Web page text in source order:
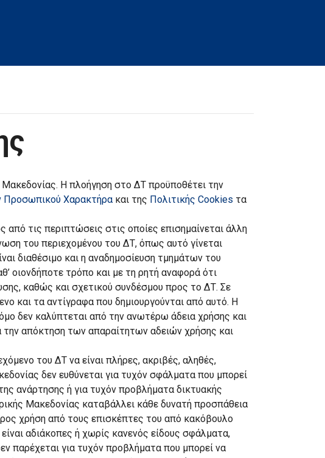
Μακεδονίας. Η πλοήγηση στο ΔΤ προϋποθέτει την
Προσωπικού Χαρακτήρακαι της Πολιτικής Cookies τα
τις περιπτώσεις στις οποίες επισημαίνεται άλλη
του περιεχομένου του ΔΤ, όπως αυτό γίνεται
διαθέσιμο και η αναδημοσίευση τμημάτων του
οιονδήποτε τρόπο και με τη ρητή αναφορά ότι
καθώς και σχετικού συνδέσμου προς το ΔΤ. Σε
και τα αντίγραφα που δημιουργούνται από αυτό. H
δεν καλύπτεται από την ανωτέρω άδεια χρήσης και
απόκτηση των απαραίτητων αδειών χρήσης και
του ΔΤ να είναι πλήρες, ακριβές, αληθές,
δεν ευθύνεται για τυχόν σφάλματα που μπορεί
ανάρτησης ή για τυχόν προβλήματα δικτυακής
Μακεδονίας καταβάλλει κάθε δυνατή προσπάθεια
χρήση από τους επισκέπτες του από κακόβουλο
αδιάκοπες ή χωρίς κανενός είδους σφάλματα,
παρέχεται για τυχόν προβλήματα που μπορεί να